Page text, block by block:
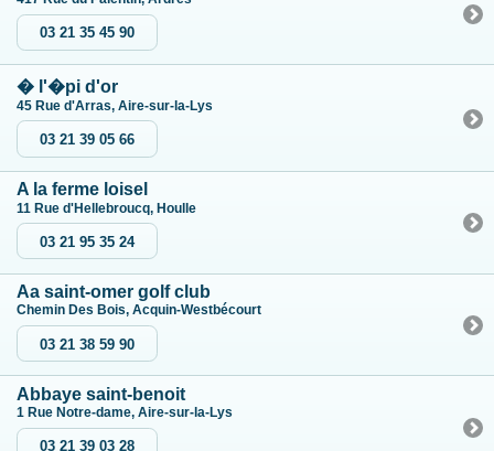
03 21 35 45 90
� l'�pi d'or
45 Rue d'Arras, Aire-sur-la-Lys
03 21 39 05 66
A la ferme loisel
11 Rue d'Hellebroucq, Houlle
03 21 95 35 24
Aa saint-omer golf club
Chemin Des Bois, Acquin-Westbécourt
03 21 38 59 90
Abbaye saint-benoit
1 Rue Notre-dame, Aire-sur-la-Lys
03 21 39 03 28